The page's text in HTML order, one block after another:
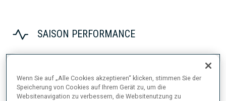
SAISON PERFORMANCE
2022/2023
Wenn Sie auf „Alle Cookies akzeptieren“ klicken, stimmen Sie der
Speicherung von Cookies auf Ihrem Gerät zu, um die
Websitenavigation zu verbessern, die Websitenutzung zu